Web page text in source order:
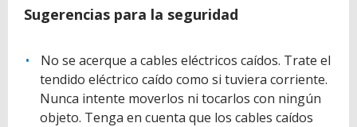
Sugerencias para la seguridad
No se acerque a cables eléctricos caídos. Trate el
tendido eléctrico caído como si tuviera corriente.
Nunca intente moverlos ni tocarlos con ningún
objeto. Tenga en cuenta que los cables caídos